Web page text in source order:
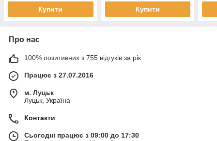
Купити Купити
Про нас
100% позитивних з 755 відгуків за рік
Працює з 27.07.2016
м. Луцьк
Луцьк, Україна
Контакти
Сьогодні працює з 09:00 до 17:30